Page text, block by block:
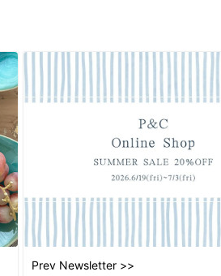
Prev Newsletter >>